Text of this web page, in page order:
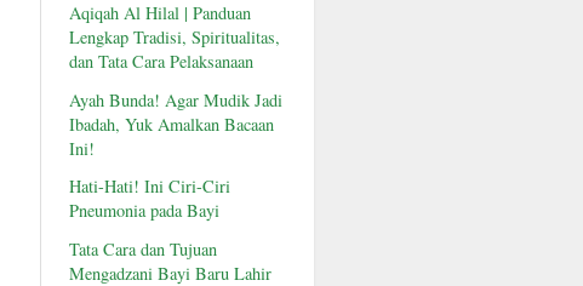
Aqiqah Al Hilal | Panduan
Lengkap Tradisi, Spiritualitas,
dan Tata Cara Pelaksanaan
Ayah Bunda! Agar Mudik Jadi
Ibadah, Yuk Amalkan Bacaan
Ini!
Hati-Hati! Ini Ciri-Ciri
Pneumonia pada Bayi
Tata Cara dan Tujuan
Mengadzani Bayi Baru Lahir